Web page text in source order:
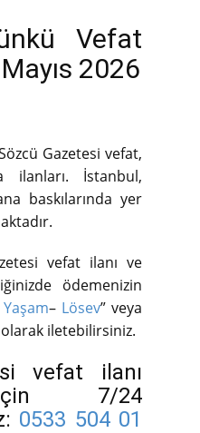
Vefat
2026
Gazetesi vefat,
ilanları. İstanbul,
baskılarında yer
vefat ilanı ve
ödemenizin
– Lösev” veya
olarak iletebilirsiniz.
vefat ilanı
7/24
0533 504 01